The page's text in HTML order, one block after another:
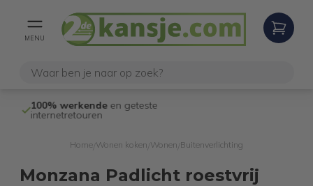
MENU
100% werkendeen geteste
internetretouren
Home Wonen koken Wonen Buitenverlichting
Monzana Padlicht roestvrij